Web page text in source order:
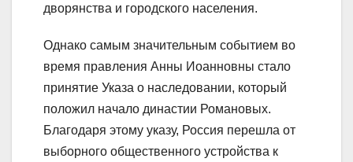
дворянства и городского населения.
Однако самым значительным событием во
время правления Анны Иоанновны стало
принятие Указа о наследовании, который
положил начало династии Романовых.
Благодаря этому указу, Россия перешла от
выборного общественного устройства к